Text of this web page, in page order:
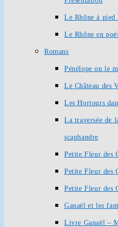
Le Rhône à pied
Le Rhône en
Romans
Pénélope ou le
Le Château des
Les Hortours
La traversée de
scaphandre
Petite Fleur des
Petite Fleur des
Petite Fleur des
Ganaël et les
Livre Ganaël –